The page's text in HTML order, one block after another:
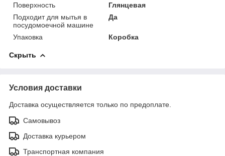
Поверхность
Глянцевая
Подходит для мытья в
посудомоечной машине
Да
Упаковка Коробка
Скрыть
Условия доставки
Доставка осуществляется только по предоплате.
Самовывоз
Доставка курьером
Транспортная компания